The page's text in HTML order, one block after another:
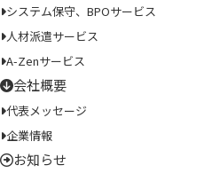
システム保守、BPOサービス
人材派遣サービス
A-Zenサービス
会社概要
代表メッセージ
企業情報
お知らせ